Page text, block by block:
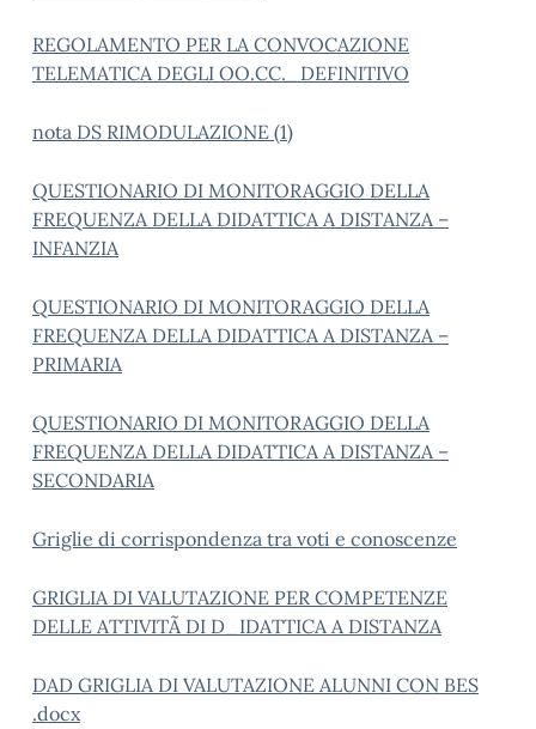
REGOLAMENTO PER LA CONVOCAZIONE
TELEMATICA DEGLI OO.CC._DEFINITIVO
nota DS RIMODULAZIONE (1)
QUESTIONARIO DI MONITORAGGIO DELLA
FREQUENZA DELLA DIDATTICA A DISTANZA –
INFANZIA
QUESTIONARIO DI MONITORAGGIO DELLA
FREQUENZA DELLA DIDATTICA A DISTANZA –
PRIMARIA
QUESTIONARIO DI MONITORAGGIO DELLA
FREQUENZA DELLA DIDATTICA A DISTANZA –
SECONDARIA
Griglie di corrispondenza tra voti e conoscenze
GRIGLIA DI VALUTAZIONE PER COMPETENZE
DELLE ATTIVITÃ DI D_IDATTICA A DISTANZA
DAD GRIGLIA DI VALUTAZIONE ALUNNI CON BES
.docx